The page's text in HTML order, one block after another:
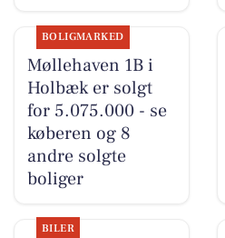
BOLIGMARKED
Møllehaven 1B i
Holbæk er solgt
for 5.075.000 - se
køberen og 8
andre solgte
boliger
BILER